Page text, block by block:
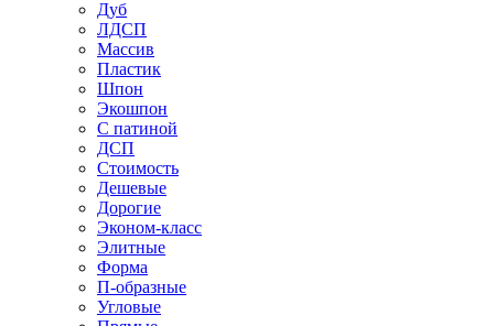
Дуб
ЛДСП
Массив
Пластик
Шпон
Экошпон
С патиной
ДСП
Стоимость
Дешевые
Дорогие
Эконом-класс
Элитные
Форма
П-образные
Угловые